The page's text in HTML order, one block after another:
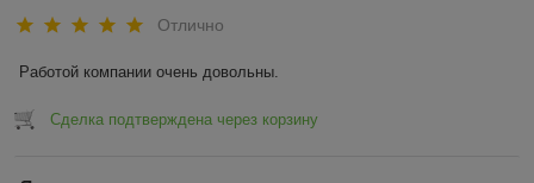
Отлично
Работой компании очень довольны.
Сделка подтверждена через корзину